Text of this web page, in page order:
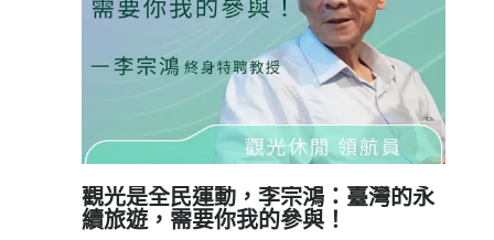
觀光是全民運動，李宗鴻：臺灣的永
續旅遊，需要你我的參與！